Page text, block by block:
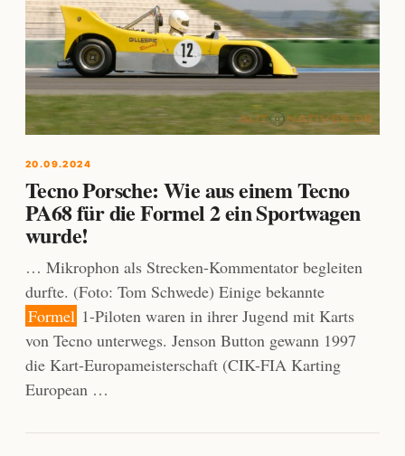
20.09.2024
Tecno Porsche: Wie aus einem Tecno
PA68 für die Formel 2 ein Sportwagen
wurde!
… Mikrophon als Strecken-Kommentator begleiten
durfte. (Foto: Tom Schwede) Einige bekannte
Formel 1-Piloten waren in ihrer Jugend mit Karts
von Tecno unterwegs. Jenson Button gewann 1997
die Kart-Europameisterschaft (CIK-FIA Karting
European …